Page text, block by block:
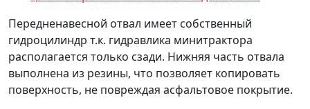
Передненавесной отвал имеет собственный
гидроцилиндр т.к. гидравлика минитрактора
располагается только сзади. Нижняя часть отвала
выполнена из резины, что позволяет копировать
поверхность, не повреждая асфальтовое покрытие.